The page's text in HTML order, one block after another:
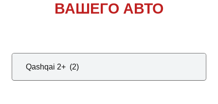
ВАШЕГО АВТО